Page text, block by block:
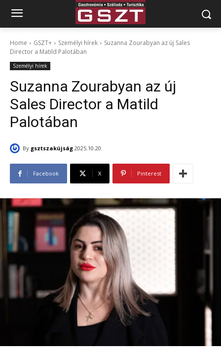
Home GSZT+ Személyi hírek
Suzanna Zourabyan az új Sales
Director a Matild Palotában
Személyi hírek
Suzanna Zourabyan az új
Sales Director a Matild
Palotában
By gsztszakújság 2025.10.20.
Facebook X Pinterest